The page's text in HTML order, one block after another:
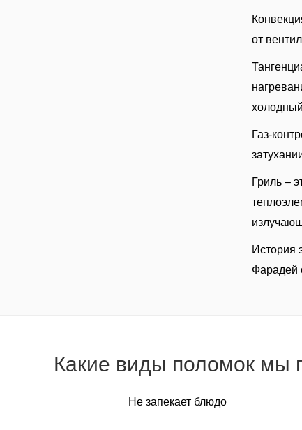
от
Газ-
Гриль –
История
Фарадей
Какие виды поломок мы
Не запекает блюдо